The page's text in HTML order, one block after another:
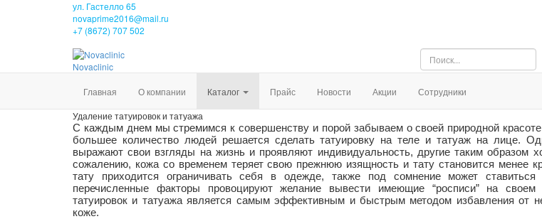
ул. Гастелло 65
novaprime2016@mail.ru
+7 (8672) 707 502
Novaclinic
Искать...
Главная О компании Каталог Прайс Новости Акции Сотрудники
Удаление татуировок и татуажа
С каждым днем мы стремимся к совершенству и порой забываем о своей природной
большее количество людей решается сделать татуировку на теле и татуаж на лице.
выражают свои взгляды на жизнь и проявляют индивидуальность, другие таким образом
сожалению, кожа со временем теряет свою прежнюю изящность и тату становится менее
тату приходится ограничивать себя в одежде, также под сомнение может
перечисленные факторы провоцируют желание вывести имеющие “росписи” на своем
татуировок и татуажа является самым эффективным и быстрым методом избавления от
коже.